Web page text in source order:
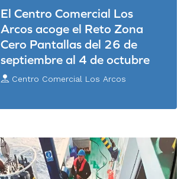
El Centro Comercial Los
Arcos acoge el Reto Zona
Cero Pantallas del 26 de
septiembre al 4 de octubre
Centro Comercial Los Arcos